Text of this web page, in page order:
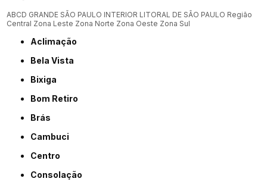
ABCD GRANDE SÃO PAULO INTERIOR LITORAL DE SÃO PAULO Região
Central Zona Leste Zona Norte Zona Oeste Zona Sul
Aclimação
Bela Vista
Bixiga
Bom Retiro
Brás
Cambuci
Centro
Consolação